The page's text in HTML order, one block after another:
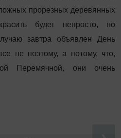
прорезных деревянных
будет непросто, но
завтра объявлен День
не поэтому, а потому, что,
Перемячной, они очень